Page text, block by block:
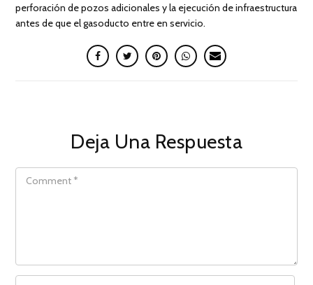
perforación de pozos adicionales y la ejecución de infraestructura
antes de que el gasoducto entre en servicio.
Deja Una Respuesta
COMMENT
NAME